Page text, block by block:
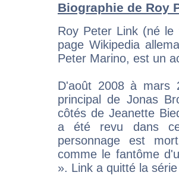
Biographie de Roy
Roy Peter Link (né
page Wikipedia
Peter Marino, est un
D'août 2008 à mars
principal de Jonas
côtés de Jeanette
a été revu dans
personnage est
comme le fantôme
». Link a quitté la